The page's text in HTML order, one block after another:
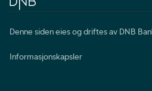
Denne siden eies og driftes av DNB
Informasjonskapsler